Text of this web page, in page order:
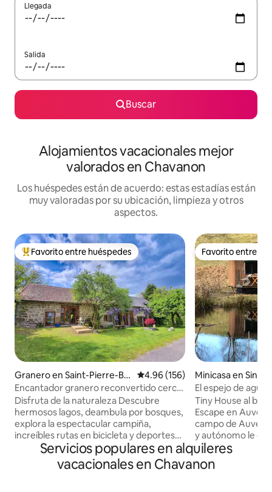
Llegada
Salida
Buscar
Alojamientos vacacionales mejor
valorados en Chavanon
Los huéspedes están de acuerdo: estas estadías están
muy valoradas por su ubicación, limpieza y otros
aspectos.
Favorito entre huéspedes preferido
Favorito entre huéspedes
Granero en Saint-Pierre-Bel
levue
Calificación promedio: 4.96 de
4.96 (156)
Encantador granero reconvertido cerca
del lago de Vassivière
Disfruta de la naturaleza Descubre
hermosos lagos, deambula por bosques,
explora la espectacular campiña,
increíbles rutas en bicicleta y deportes
acuáticos. Maison 3 es un granero
bellamente convertido en el corazón de
Limousin. Forma parte de una granja de
Favorito entre
Favorito entre
Minicasa en
El espejo de agua
Tiny House al
Escape en Auvernia Ubicado en
campo de
y autónomo le
total en la
Frente a un
House le invita a
Servicios populares en alquileres
vacacionales en Chavanon